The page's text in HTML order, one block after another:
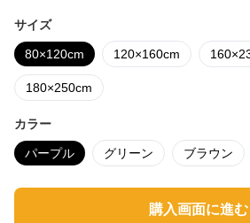
サイズ
80×120cm 120×160cm
180×250cm
カラー
パープル グリーン ブラウン
購入画面に進む